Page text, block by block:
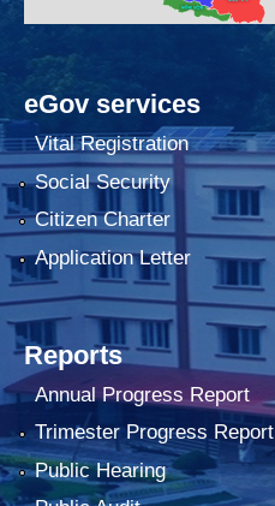
eGov services
Vital Registration
Social Security
Citizen Charter
Application Letter
Reports
Annual Progress Report
Trimester Progress Report
Public Hearing